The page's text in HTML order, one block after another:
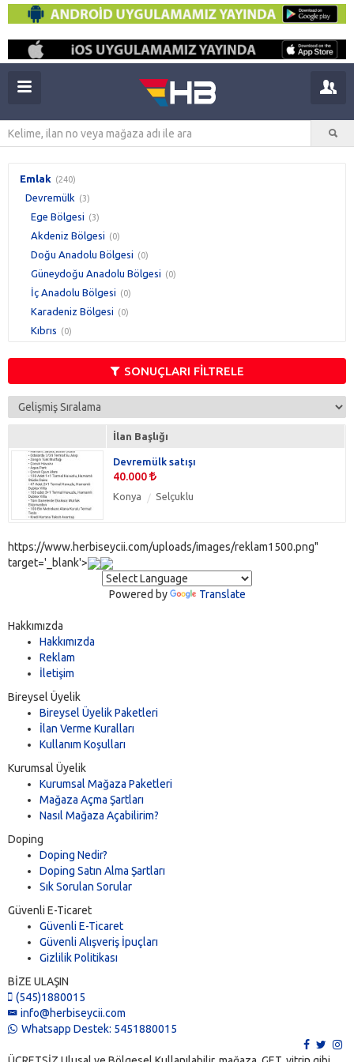
Emlak (240)
Devremülk (3)
Ege Bölgesi (3)
Akdeniz Bölgesi (0)
Doğu Anadolu Bölgesi (0)
Güneydoğu Anadolu Bölgesi (0)
İç Anadolu Bölgesi (0)
Karadeniz Bölgesi (0)
Kıbrıs (0)
SONUÇLARI FİLTRELE
İlan Başlığı
Devremülk satışı
40.000
Konya Selçuklu
https://www.herbiseycii.com/uploads/images/reklam1500.png"
target='_blank'>
Powered by Translate
Hakkımızda
Hakkımızda
Reklam
İletişim
Bireysel Üyelik
Bireysel Üyelik Paketleri
İlan Verme Kuralları
Kullanım Koşulları
Kurumsal Üyelik
Kurumsal Mağaza Paketleri
Mağaza Açma Şartları
Nasıl Mağaza Açabilirim?
Doping
Doping Nedir?
Doping Satın Alma Şartları
Sık Sorulan Sorular
Güvenli E-Ticaret
Güvenli E-Ticaret
Güvenli Alışveriş İpuçları
Gizlilik Politikası
BİZE ULAŞIN
(545)1880015
info@herbiseycii.com
Whatsapp Destek: 5451880015